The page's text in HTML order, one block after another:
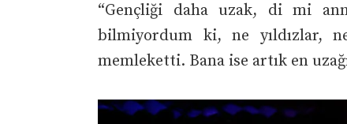
“Gençliği daha uzak, di mi
bilmiyordum ki, ne yıldızlar,
memleketti. Bana ise artık en